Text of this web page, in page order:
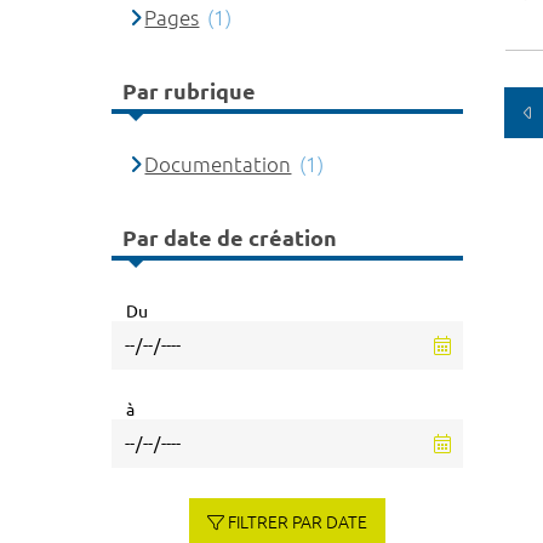
Pages (1)
Par rubrique
Documentation (1)
Par date de création
Du
à
FILTRER PAR DATE